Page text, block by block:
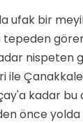
ufak bir
tepeden
nispeten
ile
kadar
önce